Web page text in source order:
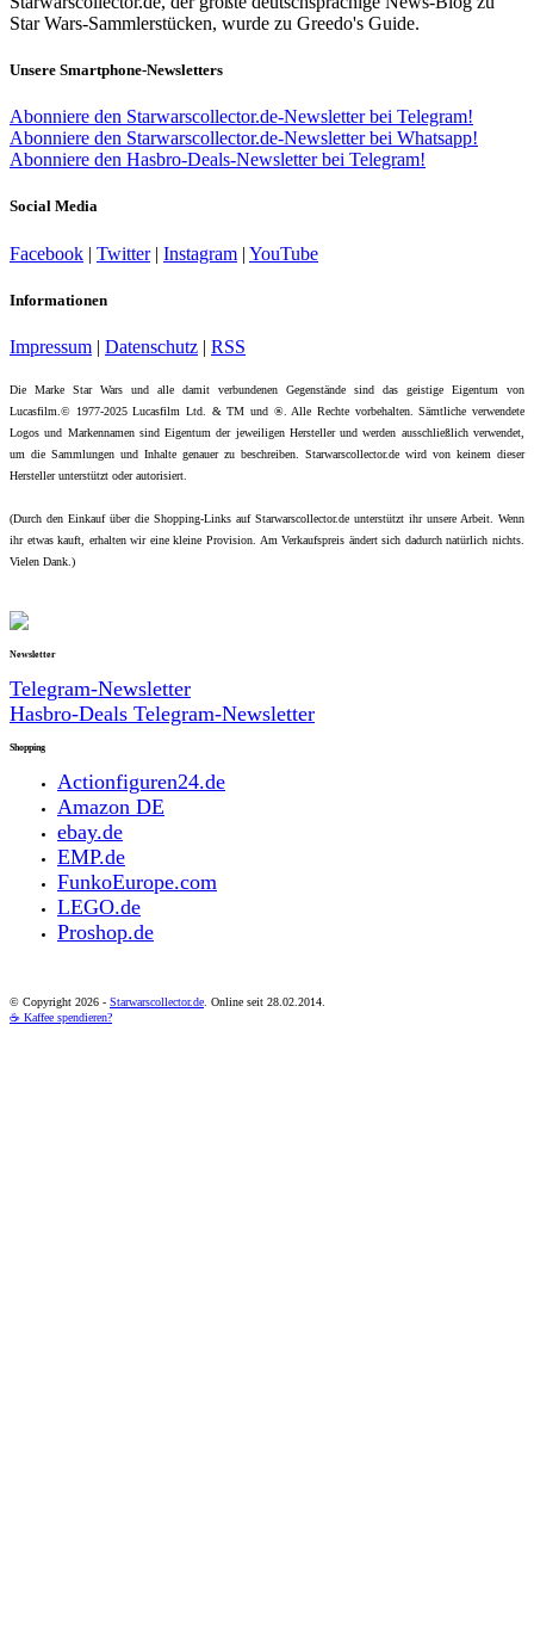
Star Wars-Sammlerstücken, wurde zu Greedo's Guide.
Unsere Smartphone-Newsletters
Abonniere den Starwarscollector.de-Newsletter bei Telegram!
Abonniere den Starwarscollector.de-Newsletter bei Whatsapp!
Abonniere den Hasbro-Deals-Newsletter bei Telegram!
Social Media
Facebook | Twitter| Instagram | YouTube
Informationen
Impressum | Datenschutz | RSS
Die Marke Star Wars und alle damit verbundenen Gegenstände sind das geistige Eigentum von
Lucasfilm.© 1977-2025 Lucasfilm Ltd. & TM und ®. Alle Rechte vorbehalten. Sämtliche verwendete
Logos und Markennamen sind Eigentum der jeweiligen Hersteller und werden ausschließlich verwendet,
um die Sammlungen und Inhalte genauer zu beschreiben. Starwarscollector.de wird von keinem dieser
Hersteller unterstützt oder autorisiert.
(Durch den Einkauf über die Shopping-Links auf Starwarscollector.de unterstützt ihr unsere Arbeit. Wenn
ihr etwas kauft, erhalten wir eine kleine Provision. Am Verkaufspreis ändert sich dadurch natürlich nichts.
Vielen Dank.)
Newsletter
Telegram-Newsletter
Hasbro-Deals Telegram-Newsletter
Shopping
Actionfiguren24.de
Amazon DE
ebay.de
EMP.de
FunkoEurope.com
LEGO.de
Proshop.de
© Copyright 2026 - Starwarscollector.de. Online seit 28.02.2014.
☕ Kaffee spendieren?